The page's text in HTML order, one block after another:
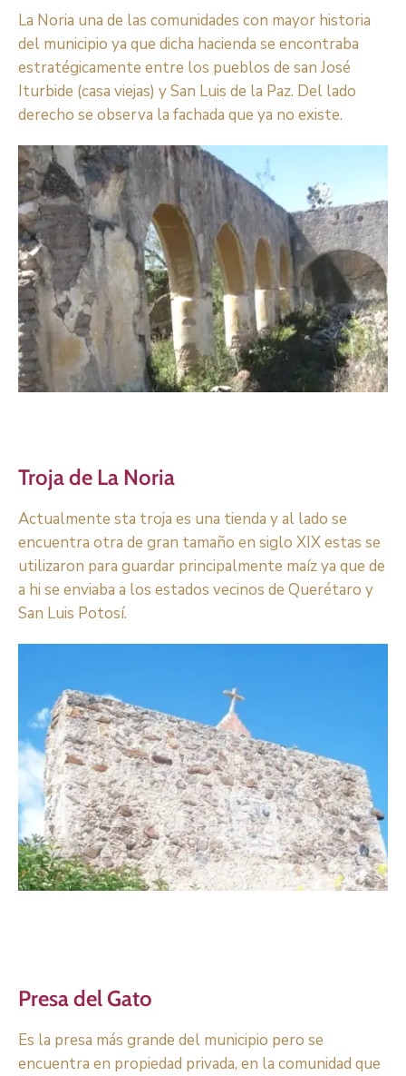
La Noria una de las comunidades con mayor historia
del municipio ya que dicha hacienda se encontraba
estratégicamente entre los pueblos de san José
Iturbide (casa viejas) y San Luis de la Paz. Del lado
derecho se observa la fachada que ya no existe.
Troja de La Noria
Actualmente sta troja es una tienda y al lado se
encuentra otra de gran tamaño en siglo XIX estas se
utilizaron para guardar principalmente maíz ya que de
a hi se enviaba a los estados vecinos de Querétaro y
San Luis Potosí.
Presa del Gato
Es la presa más grande del municipio pero se
encuentra en propiedad privada, en la comunidad que